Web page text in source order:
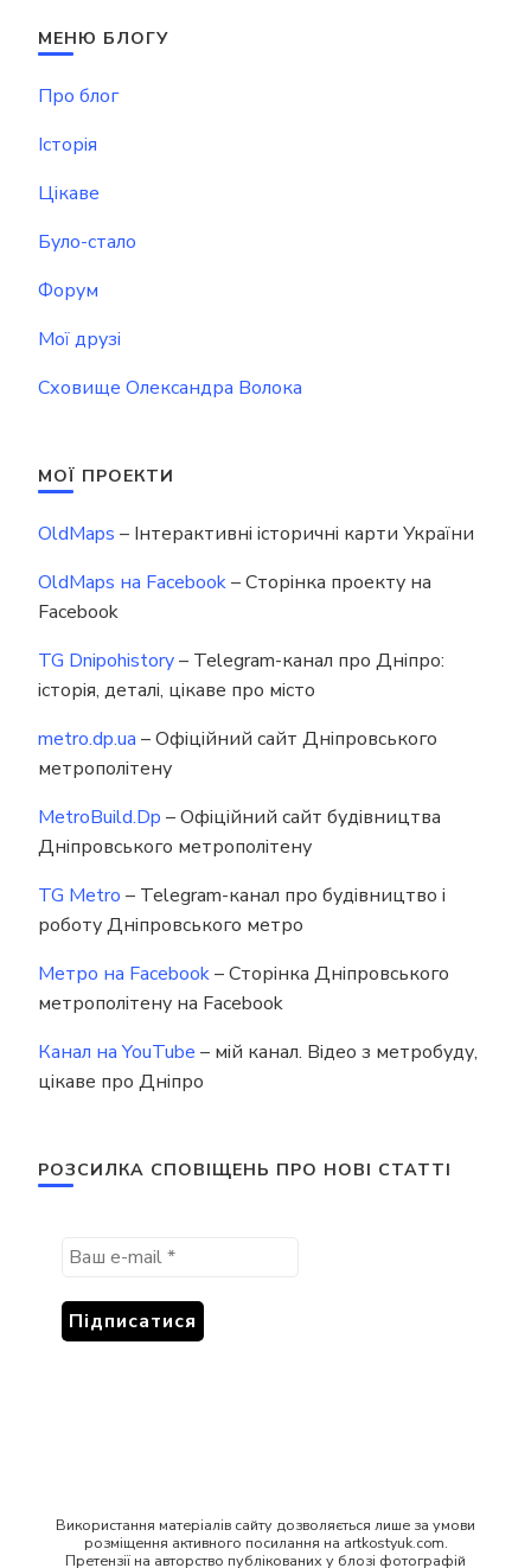
МЕНЮ БЛОГУ
Про блог
Історія
Цікаве
Було-стало
Форум
Мої друзі
Сховище Олександра Волока
МОЇ ПРОЕКТИ
OldMaps – Інтерактивні історичні карти України
OldMaps на Facebook– Сторінка проекту на
Facebook
TG Dnipohistory– Telegram-канал про Дніпро:
історія, деталі, цікаве про місто
metro.dp.ua – Офіційний сайт Дніпровського
метрополітену
MetroBuild.Dp – Офіційний сайт будівництва
Дніпровського метрополітену
TG Metro – Telegram-канал про будівництво і
роботу Дніпровського метро
Метро на Facebook– Сторінка Дніпровського
метрополітену на Facebook
Канал на YouTube – мій канал. Відео з метробуду,
цікаве про Дніпро
РОЗСИЛКА СПОВІЩЕНЬ ПРО НОВІ СТАТТІ
Використання матеріалів сайту дозволяється лише за умови
розміщення активного посилання на artkostyuk.com.
Претензії на авторство публікованих у блозі фотографій